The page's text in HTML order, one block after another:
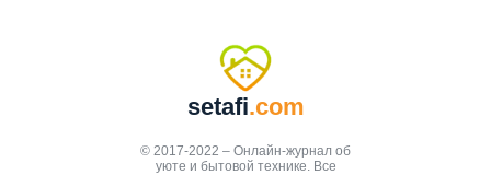
setafi.com
© 2017-2022 – Онлайн-журнал об
уюте и бытовой технике. Все